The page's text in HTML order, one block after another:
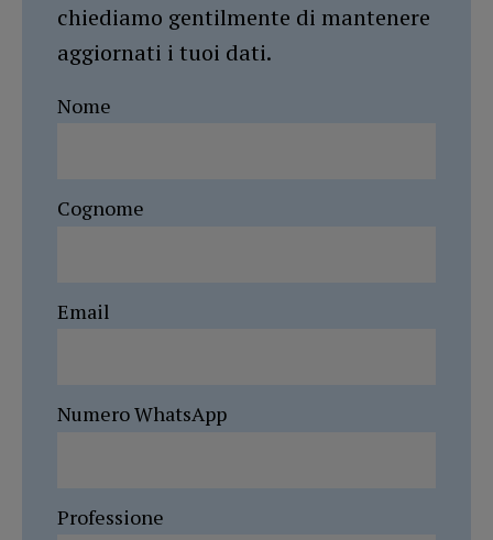
chiediamo gentilmente di mantenere
aggiornati i tuoi dati.
Nome
Cognome
Email
Numero WhatsApp
Professione